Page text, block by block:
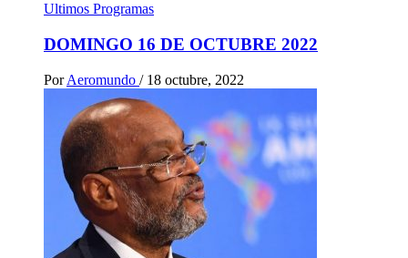
Ultimos Programas
DOMINGO 16 DE OCTUBRE 2022
Por Aeromundo / 18 octubre, 2022